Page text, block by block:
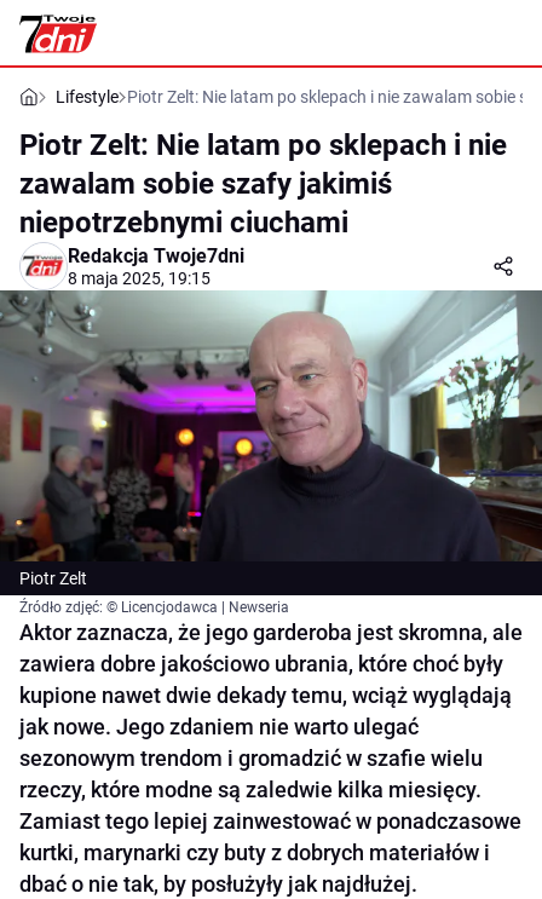
Lifestyle Piotr Zelt: Nie latam po sklepach i nie zawalam sobie
Piotr Zelt: Nie latam po sklepach i nie
zawalam sobie szafy jakimiś
niepotrzebnymi ciuchami
Redakcja Twoje7dni
8 maja 2025, 19:15
Piotr Zelt
Źródło zdjęć: © Licencjodawca | Newseria
Aktor zaznacza, że jego garderoba jest skromna, ale
zawiera dobre jakościowo ubrania, które choć były
kupione nawet dwie dekady temu, wciąż wyglądają
jak nowe. Jego zdaniem nie warto ulegać
sezonowym trendom i gromadzić w szafie wielu
rzeczy, które modne są zaledwie kilka miesięcy.
Zamiast tego lepiej zainwestować w ponadczasowe
kurtki, marynarki czy buty z dobrych materiałów i
dbać o nie tak, by posłużyły jak najdłużej.